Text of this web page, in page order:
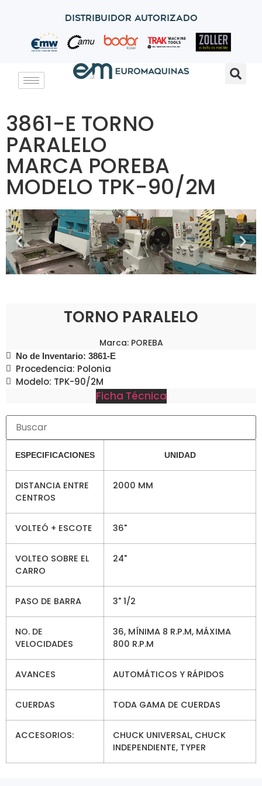
Distribuidor autorizado
3861-E TORNO
PARALELO
MARCA POREBA
MODELO TPK-90/2M
TORNO PARALELO
Marca: POREBA
No de Inventario: 3861-E
Procedencia: Polonia
Modelo: TPK-90/2M
Ficha Técnica
ESPECIFICACIONES UNIDAD
DISTANCIA ENTRE
CENTROS
2000 MM
VOLTEÓ + ESCOTE 36"
VOLTEO SOBRE EL
CARRO
24"
PASO DE BARRA 3" 1/2
NO. DE
VELOCIDADES
36, MÍNIMA 8 R.P.M, MÁXIMA
800 R.P.M
AVANCES AUTOMÁTICOS Y RÁPIDOS
CUERDAS TODA GAMA DE CUERDAS
ACCESORIOS:
CHUCK UNIVERSAL, CHUCK
INDEPENDIENTE, TYPER